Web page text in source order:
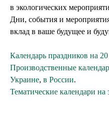
в экологических
Дни, события и
вклад в ваше будущее и
Календарь праздников на
Производственные
Украине, в России.
Тематические календари на